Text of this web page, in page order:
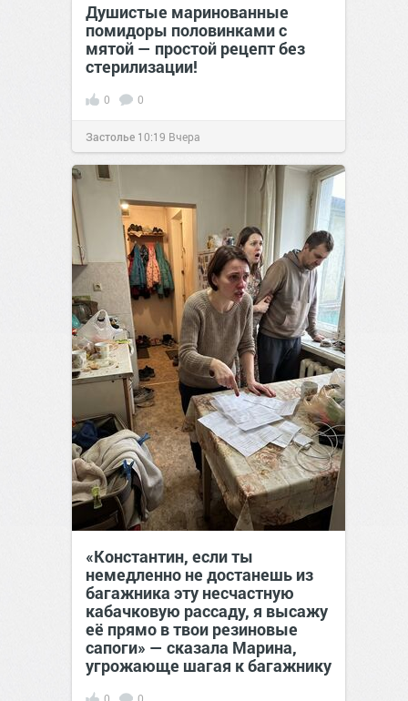
Душистые маринованные
помидоры половинками с
мятой — простой рецепт без
стерилизации!
0 0
Застолье 10:19 Вчера
«Константин, если ты
немедленно не достанешь из
багажника эту несчастную
кабачковую рассаду, я высажу
её прямо в твои резиновые
сапоги» — сказала Марина,
угрожающе шагая к багажнику